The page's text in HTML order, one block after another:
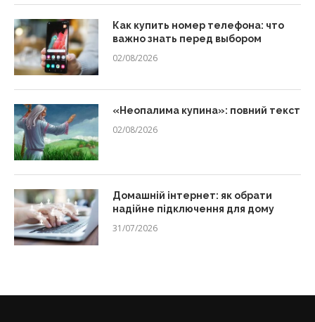
Как купить номер телефона: что
важно знать перед выбором
02/08/2026
«Неопалима купина»: повний текст
02/08/2026
Домашній інтернет: як обрати
надійне підключення для дому
31/07/2026